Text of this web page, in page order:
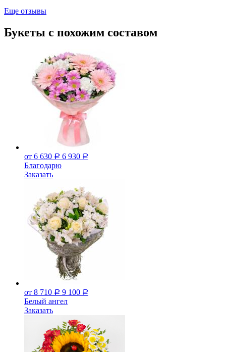
Еще отзывы
Букеты с похожим составом
от 6 630 Р 6 930 Р
Благодарю
Заказать
от 8 710 Р 9 100 Р
Белый ангел
Заказать